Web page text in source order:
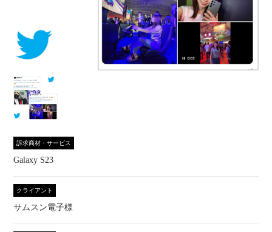
訴求商材・サービス
Galaxy S23
クライアント
サムスン電子様